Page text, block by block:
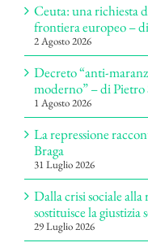
Ceuta: una richiesta
frontiera europeo –
2 Agosto 2026
Decreto “anti-
moderno” – di Pietro
1 Agosto 2026
La repressione
Braga
31 Luglio 2026
Dalla crisi sociale
sostituisce la
29 Luglio 2026